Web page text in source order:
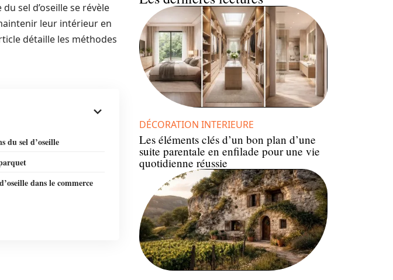
sel d’oseille se révèle
leur intérieur en
détaille les méthodes
du sel d’oseille
dans le commerce
DÉCORATION INTERIEURE
Les éléments clés d’un bon plan d’une
suite parentale en enfilade pour une vie
quotidienne réussie